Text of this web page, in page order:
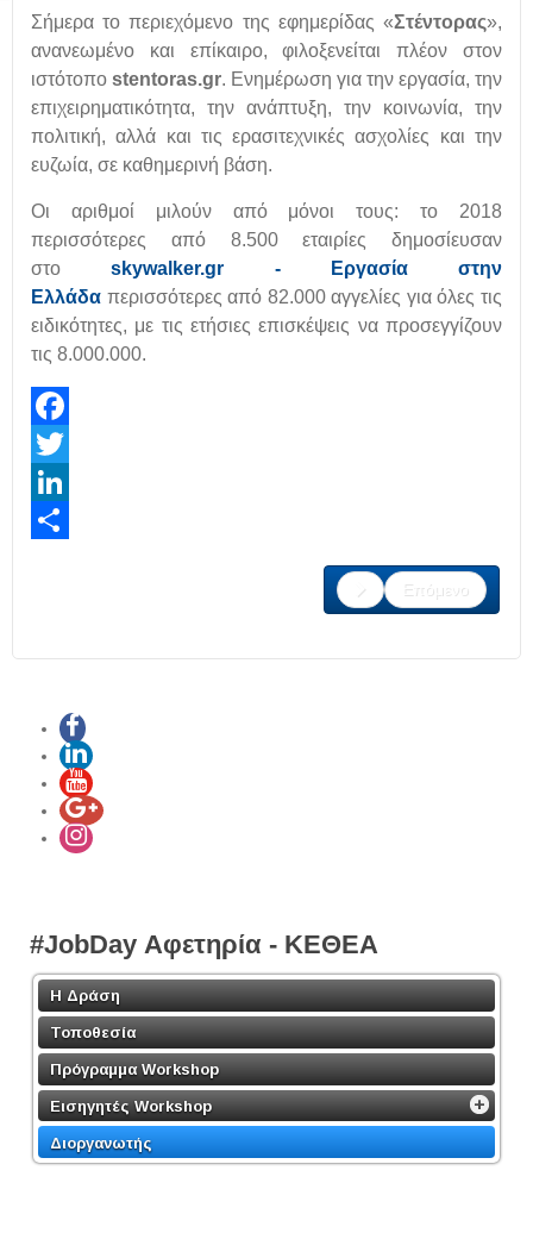
Σήμερα το περιεχόμενο της εφημερίδας «Στέντορας»,
ανανεωμένο και επίκαιρο, φιλοξενείται πλέον στον
ιστότοπο stentoras.gr. Ενημέρωση για την εργασία, την
επιχειρηματικότητα, την ανάπτυξη, την κοινωνία, την
πολιτική, αλλά και τις ερασιτεχνικές ασχολίες και την
ευζωία, σε καθημερινή βάση.
Οι αριθμοί μιλούν από μόνοι τους: το 2018
περισσότερες από 8.500 εταιρίες δημοσίευσαν
στοskywalker.gr - Εργασία στην
Ελλάδα περισσότερες από 82.000 αγγελίες για όλες τις
ειδικότητες, με τις ετήσιες επισκέψεις να προσεγγίζουν
τις 8.000.000.
Facebook
Twitter
LinkedIn
Επόμενο
#JobDay Αφετηρία - ΚΕΘΕΑ
Η Δράση
Τοποθεσία
Πρόγραμμα Workshop
Εισηγητές Workshop
Διοργανωτής